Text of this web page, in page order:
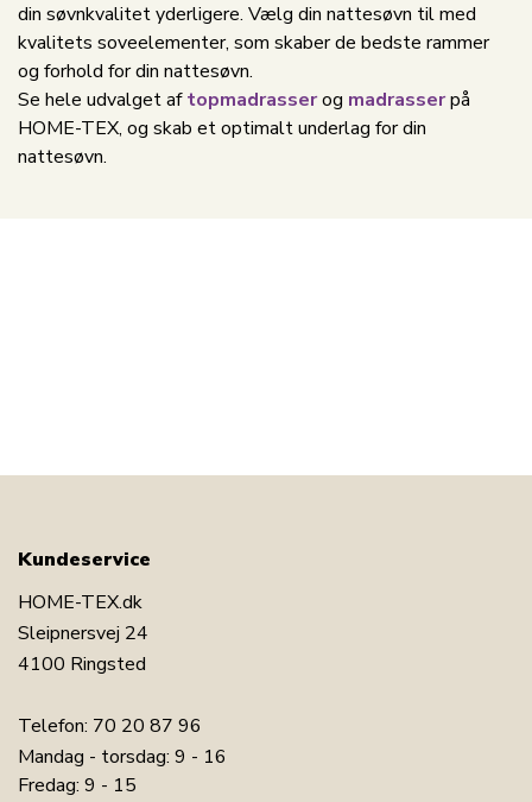
din søvnkvalitet yderligere. Vælg din nattesøvn til med
kvalitets soveelementer, som skaber de bedste rammer
og forhold for din nattesøvn.
Se hele udvalget aftopmadrasserog madrasserpå
HOME-TEX, og skab et optimalt underlag for din
nattesøvn.
Kundeservice
HOME-TEX.dk
Sleipnersvej 24
4100 Ringsted
Telefon: 70 20 87 96
Mandag - torsdag: 9 - 16
Fredag: 9 - 15